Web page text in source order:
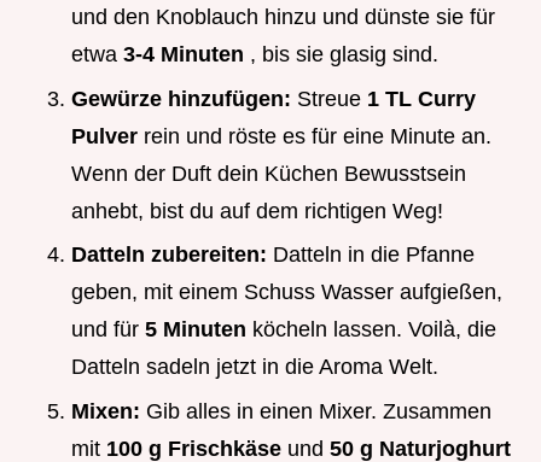
und den Knoblauch hinzu und dünste sie für
etwa 3-4 Minuten , bis sie glasig sind.
Gewürze hinzufügen: Streue 1 TL Curry
Pulver rein und röste es für eine Minute an.
Wenn der Duft dein Küchen Bewusstsein
anhebt, bist du auf dem richtigen Weg!
Datteln zubereiten: Datteln in die Pfanne
geben, mit einem Schuss Wasser aufgießen,
und für 5 Minuten köcheln lassen. Voilà, die
Datteln sadeln jetzt in die Aroma Welt.
Mixen: Gib alles in einen Mixer. Zusammen
mit 100 g Frischkäse und 50 g Naturjoghurt